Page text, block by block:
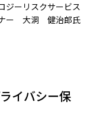
ジーリスクサービス
ー 大洞 健治郎氏
イバシー保